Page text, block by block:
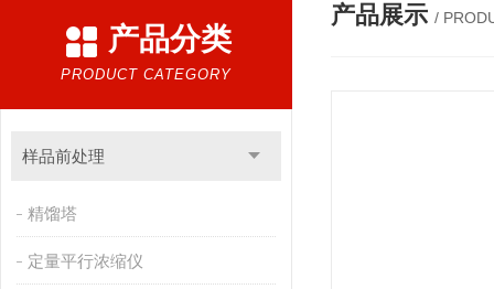
产品分类
PRODUCT CATEGORY
样品前处理
精馏塔
定量平行浓缩仪
产品展示 /